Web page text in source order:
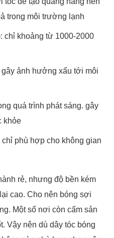
trong môi trường lạnh
chỉ khoảng từ 1000-2000
ảnh hưởng xấu tới môi
quá trình phát sáng. gây
khỏe
phù hợp cho không gian
rẻ, nhưng độ bền kém
cao. Cho nên bóng sợi
Một số nơi còn cấm sản
Vậy nên dù dây tóc bóng